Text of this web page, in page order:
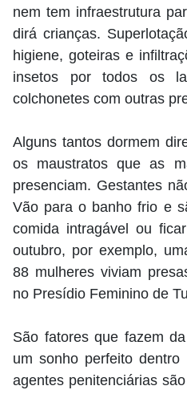
nem tem infraestrutura
dirá crianças.
higiene, goteiras e
insetos por todos os
colchonetes com outras
Alguns tantos dormem
os maustratos que as
presenciam. Gestantes
Vão para o banho frio e
comida intragável ou
outubro, por exemplo,
88 mulheres viviam
no Presídio Feminino de
São fatores que fazem
um sonho perfeito
agentes penitenciárias